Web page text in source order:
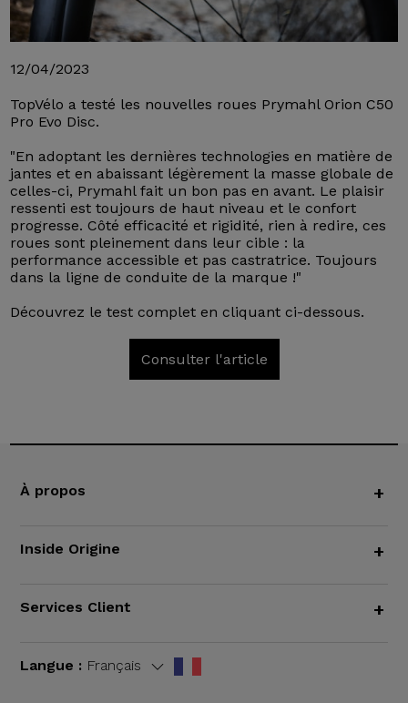
12/04/2023
TopVélo a testé les nouvelles roues Prymahl Orion C50
Pro Evo Disc.
"En adoptant les dernières technologies en matière de
jantes et en abaissant légèrement la masse globale de
celles-ci, Prymahl fait un bon pas en avant. Le plaisir
ressenti est toujours de haut niveau et le confort
progresse. Côté efficacité et rigidité, rien à redire, ces
roues sont pleinement dans leur cible : la
performance accessible et pas castratrice. Toujours
dans la ligne de conduite de la marque !"
Découvrez le test complet en cliquant ci-dessous.
Consulter l'article
À propos +
Inside Origine +
Services Client +
Langue : Français